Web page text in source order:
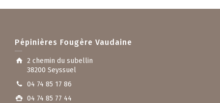
Pépinières Fougère Vaudaine
2 chemin du subellin
38200 Seyssuel
04 74 85 17 86
04 74 85 77 44